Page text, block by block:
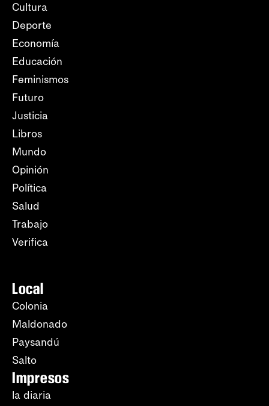
Cultura
Deporte
Economía
Educación
Feminismos
Futuro
Justicia
Libros
Mundo
Opinión
Política
Salud
Trabajo
Verifica
Local
Colonia
Maldonado
Paysandú
Salto
Impresos
la diaria